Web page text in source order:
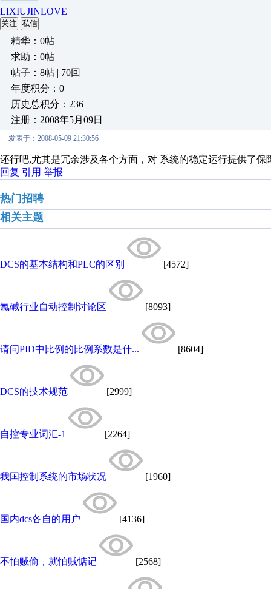
LIXIUJINLOVE
关注 私信
精华：0帖
求助：0帖
帖子：8帖 | 70回
年度积分：0
历史总积分：236
注册：2008年5月09日
发表于：2008-05-09 21:30:56
还行吧,尤其是冗余涉及各个方面，对 系统的稳定运行提供了保
回复 引用 举报
热门招聘
相关主题
DCS的基本结构和PLC的区别 [4572]
氯碱行业自动控制讨论区 [8093]
请问PID中比例的比例系数是什... [8604]
DCS的技术规范 [2999]
自控专业词汇-1 [2264]
我国控制系统的市场状况 [1960]
国内dcs各自的用户 [4136]
不怕贼偷，就怕贼惦记 [2568]